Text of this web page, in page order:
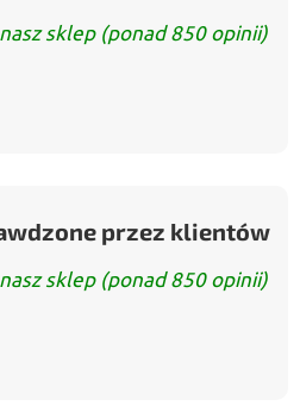
sklep (ponad 850 opinii)
przez klientów
sklep (ponad 850 opinii)